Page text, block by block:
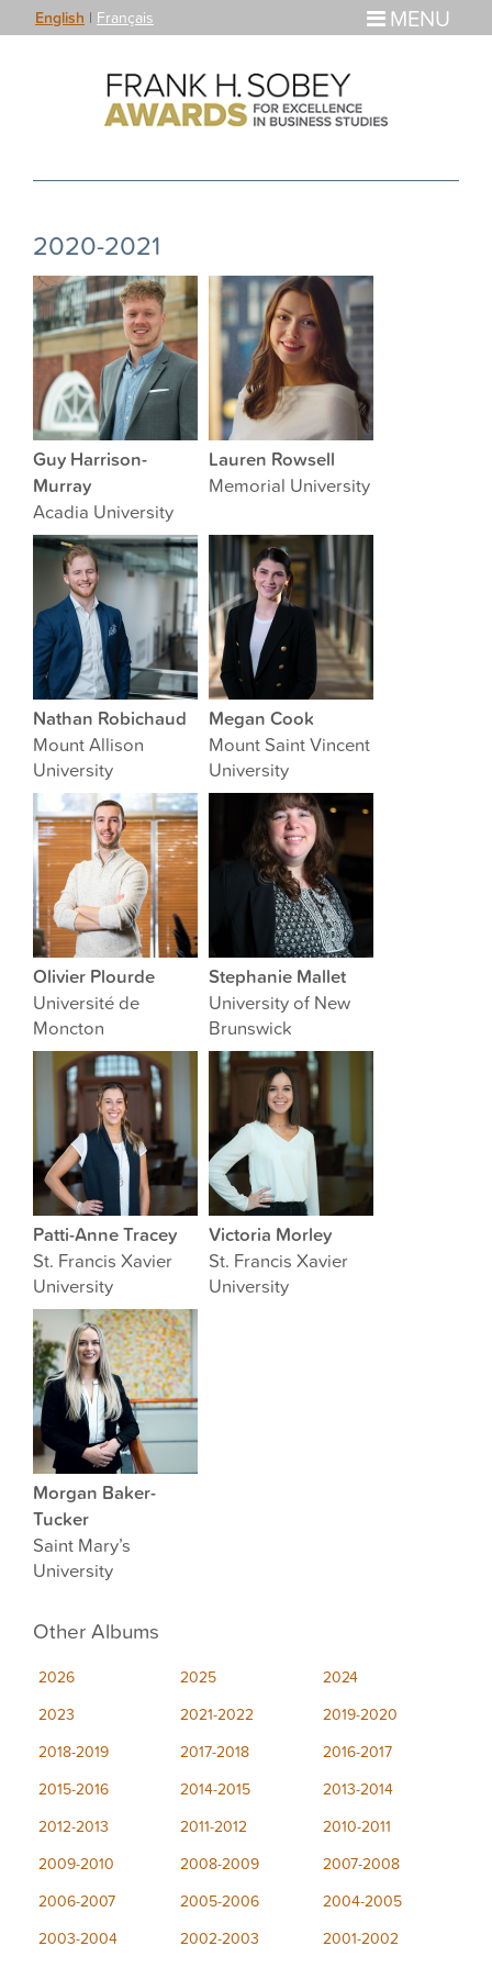
English | Français MENU
2020-2021
Guy Harrison-
Murray
Acadia University
Lauren Rowsell
Memorial University
Nathan Robichaud
Mount Allison
University
Megan Cook
Mount Saint Vincent
University
Olivier Plourde
Université de
Moncton
Stephanie Mallet
University of New
Brunswick
Patti-Anne Tracey
St. Francis Xavier
University
Victoria Morley
St. Francis Xavier
University
Morgan Baker-
Tucker
Saint Mary’s
University
Other Albums
2026 2025
2024
2023
2021-2022
2019-2020
2018-2019
2017-2018
2016-2017
2015-2016
2014-2015
2013-2014
2012-2013
2011-2012
2010-2011
2009-2010
2008-2009
2007-2008
2006-2007
2005-2006
2004-2005
2003-2004
2002-2003
2001-2002